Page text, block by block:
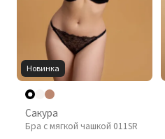
Новинка
Сакура
Бра с мягкой чашкой 011SR